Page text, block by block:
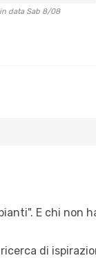
data Sab 8/08
E chi non
di